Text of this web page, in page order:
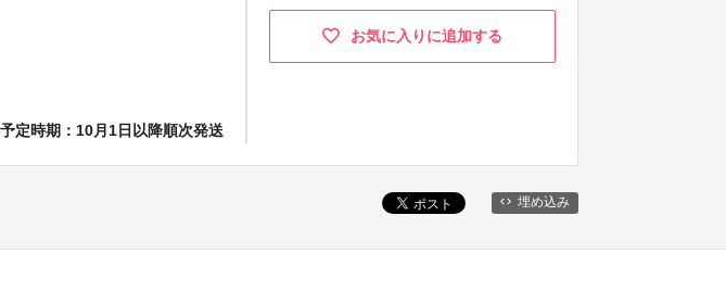
定時期：10月1日以降順次発送
お気に入りに追加する
埋め込み